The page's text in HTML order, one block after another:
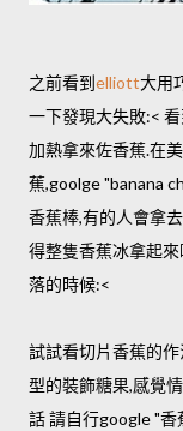
之前看到elliott大用
一下發現大失敗:<
加熱拿來佐香蕉.在
蕉,goolge "banana
香蕉棒,有的人會拿
得整隻香蕉冰拿起
落的時候:<
試試看切片香蕉的
型的裝飾糖果,感覺
話 請自行google "